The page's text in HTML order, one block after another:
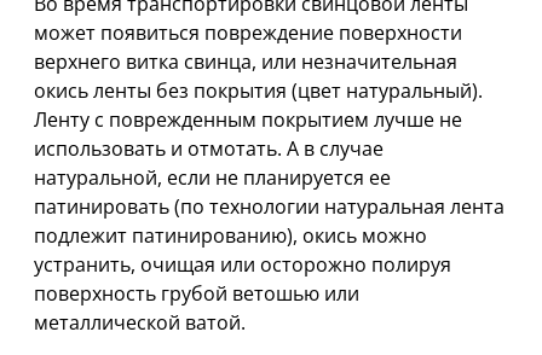
может появиться повреждение поверхности
верхнего витка свинца, или незначительная
окись ленты без покрытия (цвет натуральный).
Ленту с поврежденным покрытием лучше не
использовать и отмотать. А в случае
натуральной, если не планируется ее
патинировать (по технологии натуральная лента
подлежит патинированию), окись можно
устранить, очищая или осторожно полируя
поверхность грубой ветошью или
металлической ватой.